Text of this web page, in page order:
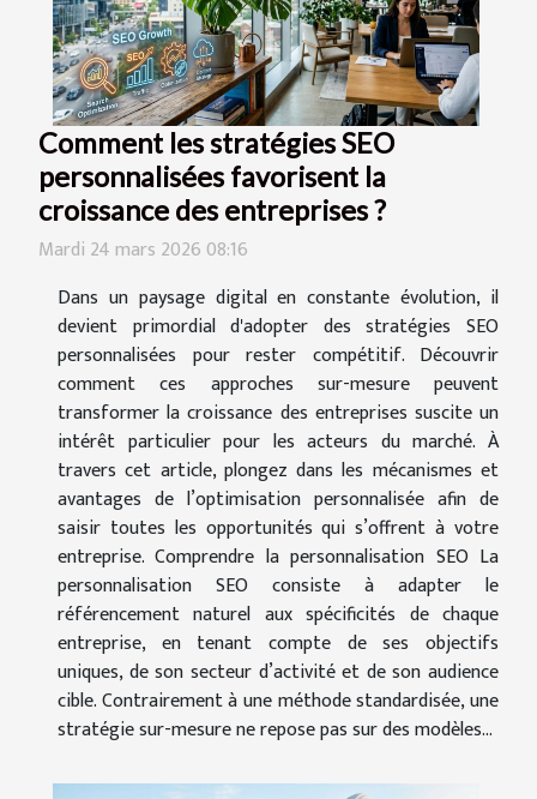
Comment les stratégies SEO
personnalisées favorisent la
croissance des entreprises ?
Mardi 24 mars 2026 08:16
Dans un paysage digital en constante évolution, il
devient primordial d'adopter des stratégies SEO
personnalisées pour rester compétitif. Découvrir
comment ces approches sur-mesure peuvent
transformer la croissance des entreprises suscite un
intérêt particulier pour les acteurs du marché. À
travers cet article, plongez dans les mécanismes et
avantages de l’optimisation personnalisée afin de
saisir toutes les opportunités qui s’offrent à votre
entreprise. Comprendre la personnalisation SEO La
personnalisation SEO consiste à adapter le
référencement naturel aux spécificités de chaque
entreprise, en tenant compte de ses objectifs
uniques, de son secteur d’activité et de son audience
cible. Contrairement à une méthode standardisée, une
stratégie sur-mesure ne repose pas sur des modèles...